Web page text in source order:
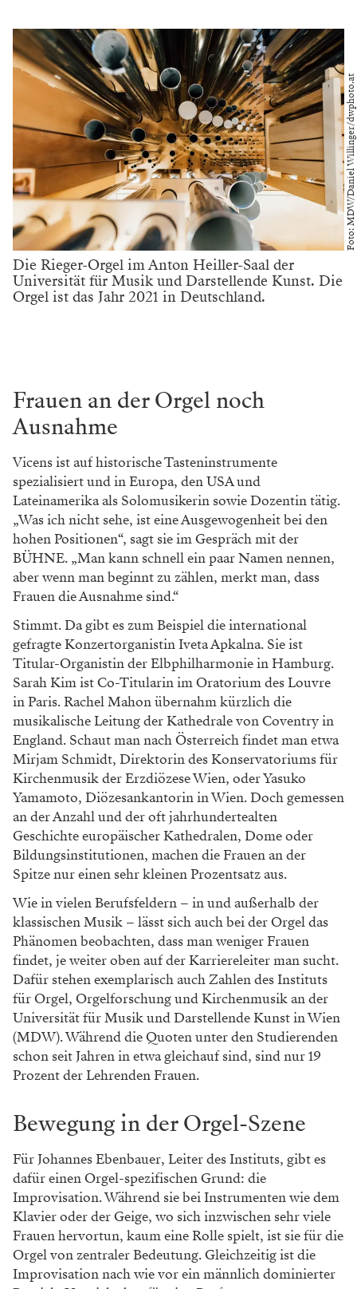
Foto: MDW/Daniel Willinger/dwphoto.at
Die Rieger-Orgel im Anton Heiller-Saal der
Universität für Musik und Darstellende Kunst. Die
Orgel ist das Jahr 2021 in Deutschland.
Frauen an der Orgel noch
Ausnahme
Vicens ist auf historische Tasteninstrumente
spezialisiert und in Europa, den USA und
Lateinamerika als Solomusikerin sowie Dozentin tätig.
„Was ich nicht sehe, ist eine Ausgewogenheit bei den
hohen Positionen“, sagt sie im Gespräch mit der
BÜHNE. „Man kann schnell ein paar Namen nennen,
aber wenn man beginnt zu zählen, merkt man, dass
Frauen die Ausnahme sind.“
Stimmt. Da gibt es zum Beispiel die international
gefragte Konzertorganistin Iveta Apkalna. Sie ist
Titular-Organistin der Elbphilharmonie in Hamburg.
Sarah Kim ist Co-Titularin im Oratorium des Louvre
in Paris. Rachel Mahon übernahm kürzlich die
musikalische Leitung der Kathedrale von Coventry in
England. Schaut man nach Österreich findet man etwa
Mirjam Schmidt, Direktorin des Konservatoriums für
Kirchenmusik der Erzdiözese Wien, oder Yasuko
Yamamoto, Diözesankantorin in Wien. Doch gemessen
an der Anzahl und der oft jahrhundertealten
Geschichte europäischer Kathedralen, Dome oder
Bildungsinstitutionen, machen die Frauen an der
Spitze nur einen sehr kleinen Prozentsatz aus.
Wie in vielen Berufsfeldern – in und außerhalb der
klassischen Musik – lässt sich auch bei der Orgel das
Phänomen beobachten, dass man weniger Frauen
findet, je weiter oben auf der Karriereleiter man sucht.
Dafür stehen exemplarisch auch Zahlen des Instituts
für Orgel, Orgelforschung und Kirchenmusik an der
Universität für Musik und Darstellende Kunst in Wien
(MDW). Während die Quoten unter den Studierenden
schon seit Jahren in etwa gleichauf sind, sind nur 19
Prozent der Lehrenden Frauen.
Bewegung in der Orgel-Szene
Für Johannes Ebenbauer, Leiter des Instituts, gibt es
dafür einen Orgel-spezifischen Grund: die
Improvisation. Während sie bei Instrumenten wie dem
Klavier oder der Geige, wo sich inzwischen sehr viele
Frauen hervortun, kaum eine Rolle spielt, ist sie für die
Orgel von zentraler Bedeutung. Gleichzeitig ist die
Improvisation nach wie vor ein männlich dominierter